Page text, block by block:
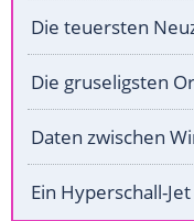
Die teuersten
Die gruseligsten
Daten zwischen
Ein Hyperschall-